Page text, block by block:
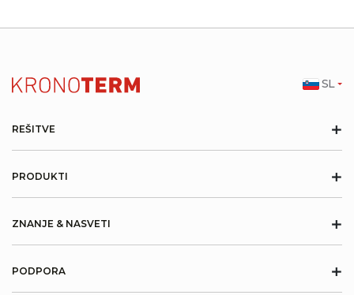
učinkovitost.
REŠITVE +
PRODUKTI +
ZNANJE & NASVETI +
PODPORA +
SL